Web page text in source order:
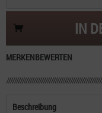
IN
MERKENBEWERTEN
Beschreibung